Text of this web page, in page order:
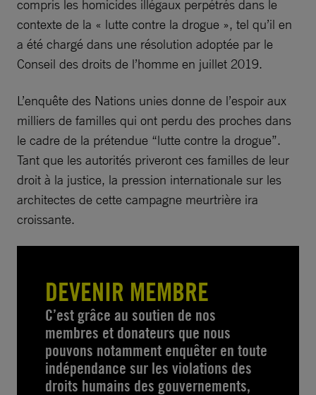
compris les homicides illégaux perpétrés dans le
contexte de la « lutte contre la drogue », tel qu’il en
a été chargé dans une résolution adoptée par le
Conseil des droits de l’homme en juillet 2019.
L’enquête des Nations unies donne de l’espoir aux
milliers de familles qui ont perdu des proches dans
le cadre de la prétendue “lutte contre la drogue”.
Tant que les autorités priveront ces familles de leur
droit à la justice, la pression internationale sur les
architectes de cette campagne meurtrière ira
croissante.
DEVENIR MEMBRE
C’est grâce au soutien de nos
membres et donateurs que nous
pouvons notamment enquêter en toute
indépendance sur les violations des
droits humains des gouvernements,